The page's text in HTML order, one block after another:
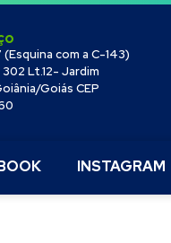
(Esquina com a C-143)
302 Lt.12- Jardim
Goiás CEP
INSTAGRAM